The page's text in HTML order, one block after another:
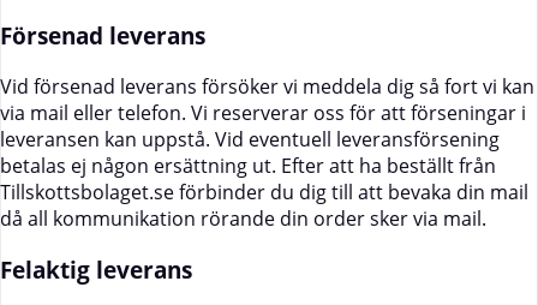
Försenad leverans
Vid försenad leverans försöker vi meddela dig så fort vi kan
via mail eller telefon. Vi reserverar oss för att förseningar i
leveransen kan uppstå. Vid eventuell leveransförsening
betalas ej någon ersättning ut. Efter att ha beställt från
Tillskottsbolaget.se förbinder du dig till att bevaka din mail
då all kommunikation rörande din order sker via mail.
Felaktig leverans